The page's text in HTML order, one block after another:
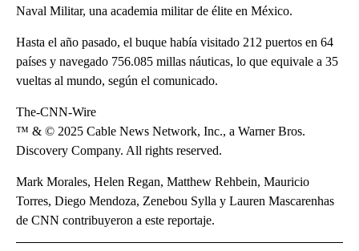
Naval Militar, una academia militar de élite en México.
Hasta el año pasado, el buque había visitado 212 puertos en 64
países y navegado 756.085 millas náuticas, lo que equivale a 35
vueltas al mundo, según el comunicado.
The-CNN-Wire
™ & © 2025 Cable News Network, Inc., a Warner Bros.
Discovery Company. All rights reserved.
Mark Morales, Helen Regan, Matthew Rehbein, Mauricio
Torres, Diego Mendoza, Zenebou Sylla y Lauren Mascarenhas
de CNN contribuyeron a este reportaje.